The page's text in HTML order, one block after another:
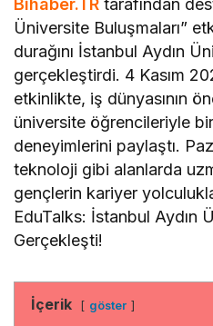
Üniversite Buluşmaları”
durağını İstanbul Aydın
gerçekleştirdi. 4 Kasım
etkinlikte, iş dünyasının
üniversite öğrencileriyle
deneyimlerini paylaştı.
teknoloji gibi alanlarda
gençlerin kariyer
EduTalks: İstanbul Aydın
Gerçekleşti!
İçerik göster